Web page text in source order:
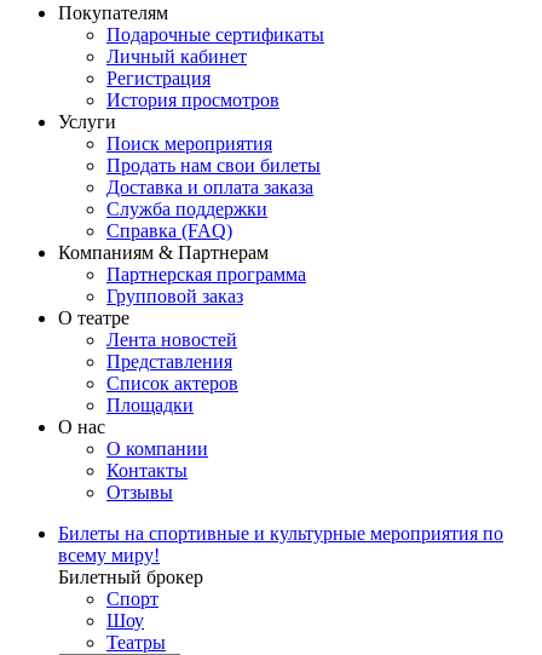
Покупателям
Подарочные сертификаты
Личный кабинет
Регистрация
История просмотров
Услуги
Поиск мероприятия
Продать нам свои билеты
Доставка и оплата заказа
Служба поддержки
Справка (FAQ)
Компаниям & Партнерам
Партнерская программа
Групповой заказ
О театре
Лента новостей
Представления
Список актеров
Площадки
О нас
О компании
Контакты
Отзывы
Билеты на спортивные и культурные мероприятия по
всему миру!
Билетный брокер
Спорт
Шоу
Театры